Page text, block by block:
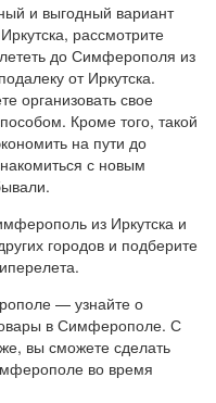
и выгодный вариант
рассмотрите
до Симферополя из
от Иркутска.
организовать свое
Кроме того, такой
на пути до
с новым
из Иркутска и
городов и подберите
— узнайте о
в Симферополе. С
вы сможете сделать
во время